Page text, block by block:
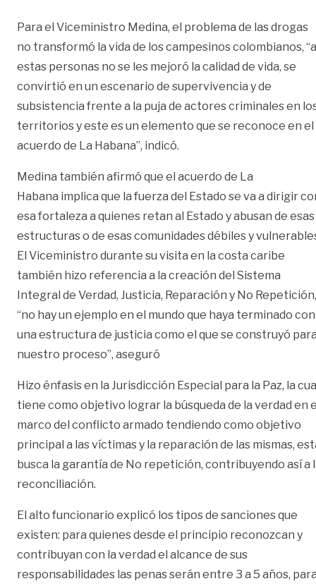
Para el Viceministro Medina, el problema de las drogas
no transformó la vida de los campesinos colombianos, “a
estas personas no se les mejoró la calidad de vida, se
convirtió en un escenario de supervivencia y de
subsistencia frente a la puja de actores criminales en
territorios y este es un elemento que se reconoce en el
acuerdo de La Habana”, indicó.
Medina también afirmó que el acuerdo de La
Habana implica que la fuerza del Estado se va a dirigir
esa fortaleza a quienes retan al Estado y abusan de esas
estructuras o de esas comunidades débiles y
El Viceministro durante su visita en la costa caribe
también hizo referencia a la creación del Sistema
Integral de Verdad, Justicia, Reparación y No Repetición,
“no hay un ejemplo en el mundo que haya terminado con
una estructura de justicia como el que se construyó
nuestro proceso”, aseguró
Hizo énfasis en la Jurisdicción Especial para la Paz, la
tiene como objetivo lograr la búsqueda de la verdad en
marco del conflicto armado tendiendo como objetivo
principal a las víctimas y la reparación de las mismas,
busca la garantía de No repetición, contribuyendo así a
reconciliación.
El alto funcionario explicó los tipos de sanciones que
existen: para quienes desde el principio reconozcan y
contribuyan con la verdad el alcance de sus
responsabilidades las penas serán entre 3 a 5 años,